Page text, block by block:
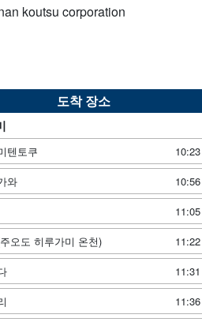
koutsu corporation
도착 장소
텐토쿠
10:23
와
10:56
11:05
오도 히루가미 온천)
11:22
11:31
11:36